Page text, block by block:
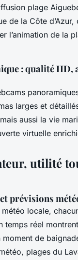
plage
de la Côte
l’animation de la
: qualité HD,
larges et
aussi la vie
virtuelle
utilité
prévisions
locale,
temps réel
moment de
plages du